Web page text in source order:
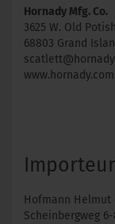
Hornady Mfg. Co.
3625 W. Old
68803 Grand
www.hornady.com
Hofmann Helmut
Scheinbergweg 6-